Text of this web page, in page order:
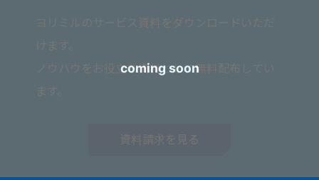
ヨリミルのサービス資料をダウンロードいただ
けます。
ノウハウをお役立ち資料として無料配布してい
ます。
資料請求を見る